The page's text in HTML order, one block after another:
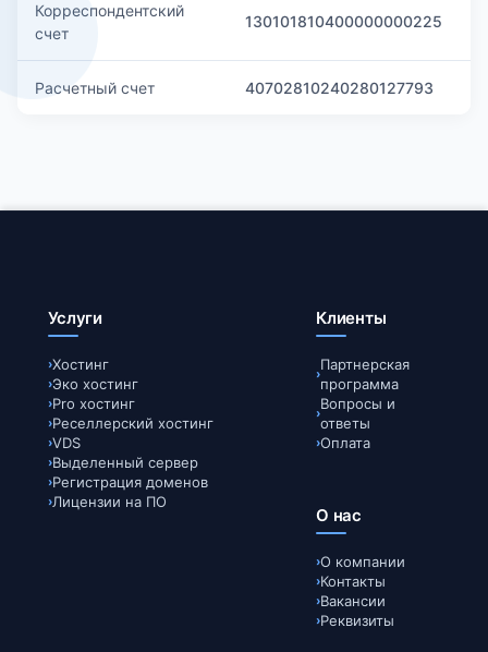
Корреспондентский
счет
130101810400000000225
Расчетный счет 40702810240280127793
Услуги
Хостинг
Эко хостинг
Pro хостинг
Реселлерский хостинг
VDS
Выделенный сервер
Регистрация доменов
Лицензии на ПО
Клиенты
Партнерская
программа
Вопросы и
ответы
Оплата
О нас
О компании
Контакты
Вакансии
Реквизиты